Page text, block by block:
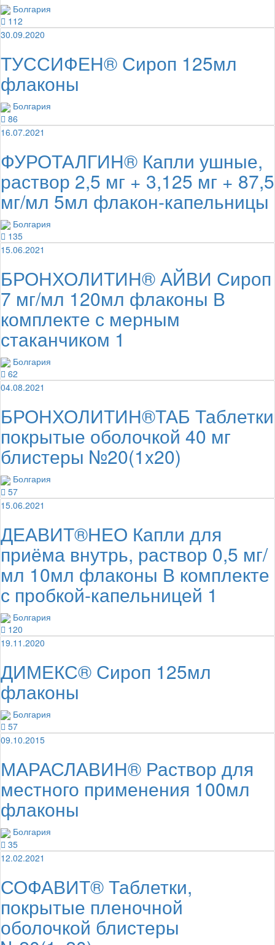
Болгария
112
30.09.2020
ТУССИФЕН® Сироп 125мл
флаконы
Болгария
86
16.07.2021
ФУРОТАЛГИН® Капли ушные,
раствор 2,5 мг + 3,125 мг + 87,5
мг/мл 5мл флакон-капельницы
Болгария
135
15.06.2021
БРОНХОЛИТИН® АЙВИ Сироп
7 мг/мл 120мл флаконы В
комплекте с мерным
стаканчиком 1
Болгария
62
04.08.2021
БРОНХОЛИТИН®ТАБ Таблетки
покрытые оболочкой 40 мг
блистеры №20(1x20)
Болгария
57
15.06.2021
ДЕАВИТ®НЕО Капли для
приёма внутрь, раствор 0,5 мг/
мл 10мл флаконы В комплекте
с пробкой-капельницей 1
Болгария
120
19.11.2020
ДИМЕКС® Сироп 125мл
флаконы
Болгария
57
09.10.2015
МАРАСЛАВИН® Раствор для
местного применения 100мл
флаконы
Болгария
35
12.02.2021
СОФАВИТ® Таблетки,
покрытые пленочной
оболочкой блистеры